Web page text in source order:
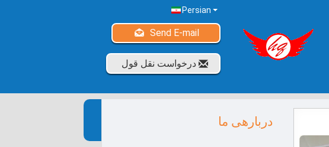
Persian
Send E-mail
درخواست نقل قول
دربارهی ما